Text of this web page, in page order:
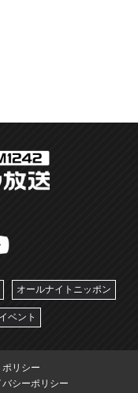
オールナイトニッポン
イベント
ポリシー
バシーポリシー